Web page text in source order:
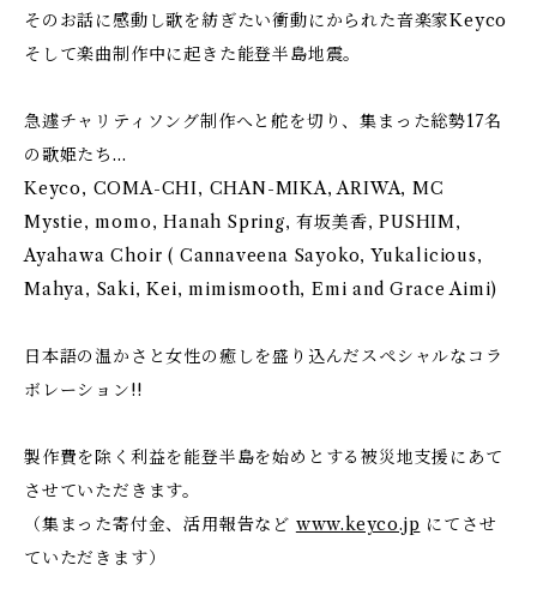
そのお話に感動し歌を紡ぎたい衝動にかられた音楽家Keyco
そして楽曲制作中に起きた能登半島地震。
急遽チャリティソング制作へと舵を切り、集まった総勢17名
の歌姫たち...
Keyco, COMA-CHI, CHAN-MIKA, ARIWA, MC
Mystie, momo, Hanah Spring, 有坂美香, PUSHIM,
Ayahawa Choir ( Cannaveena Sayoko, Yukalicious,
Mahya, Saki, Kei, mimismooth, Emi and Grace Aimi)
日本語の温かさと女性の癒しを盛り込んだスペシャルなコラ
ボレーション!!
製作費を除く利益を能登半島を始めとする被災地支援にあて
させていただきます。
（集まった寄付金、活用報告など www.keyco.jp にてさせ
ていただきます）